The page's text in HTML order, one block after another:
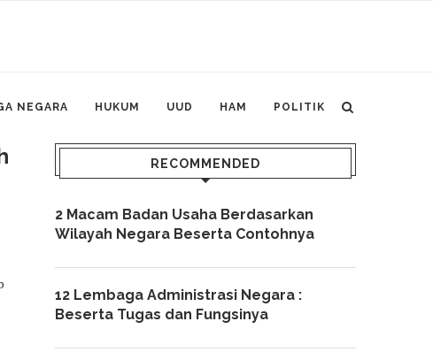
NEGARA HUKUM UUD HAM POLITIK
RECOMMENDED
2 Macam Badan Usaha Berdasarkan
Wilayah Negara Beserta Contohnya
12 Lembaga Administrasi Negara :
Beserta Tugas dan Fungsinya